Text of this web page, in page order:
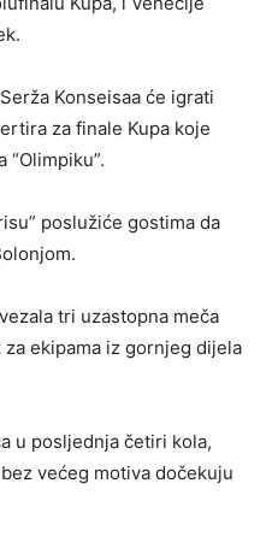
Konseisaa će igrati
za finale Kupa koje
“Olimpiku”.
poslužiće gostima da
tri uzastopna meča
ekipama iz gornjeg dijela
u posljednja četiri kola,
većeg motiva dočekuju